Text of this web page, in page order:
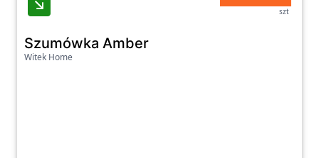
szt
Szumówka Amber
Witek Home